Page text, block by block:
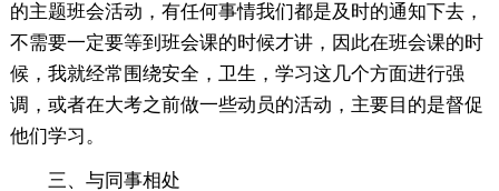
的主题班会活动，有任何事情我们都是及时的通知下去，
不需要一定要等到班会课的时候才讲，因此在班会课的时
候，我就经常围绕安全，卫生，学习这几个方面进行强
调，或者在大考之前做一些动员的活动，主要目的是督促
他们学习。
三、与同事相处